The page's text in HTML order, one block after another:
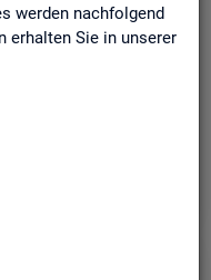
werden nachfolgend
erhalten Sie in unserer
Hinweise
Themen, z. B. zur